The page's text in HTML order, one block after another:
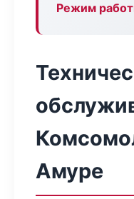
Режим
Амуре